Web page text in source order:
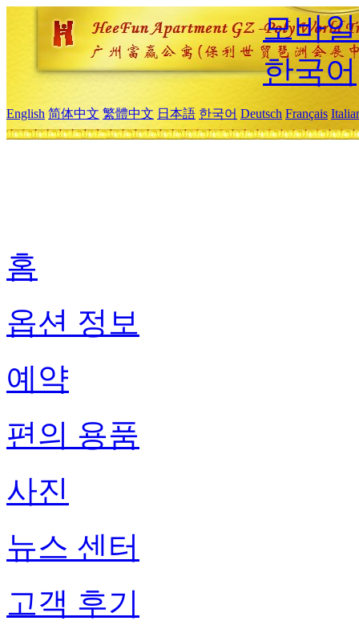
모바
한국어
English 简体中文 繁體中文 日本語 한국어 Deutsch Français
홈
옵션 정보
예약
편의 용품
사진
뉴스 센터
고객 후기